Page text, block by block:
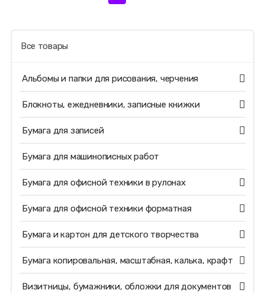
Все товары
Альбомы и папки для рисования, черчения
Блокноты, ежедневники, записные книжки
Бумага для записей
Бумага для машинописных работ
Бумага для офисной техники в рулонах
Бумага для офисной техники форматная
Бумага и картон для детского творчества
Бумага копировальная, масштабная, калька, крафт
Визитницы, бумажники, обложки для документов